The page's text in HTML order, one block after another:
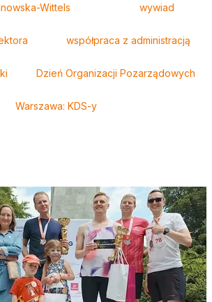
Wittels wywiad
współpraca z administracją
Dzień Organizacji Pozarządowych
Warszawa: KDS-y